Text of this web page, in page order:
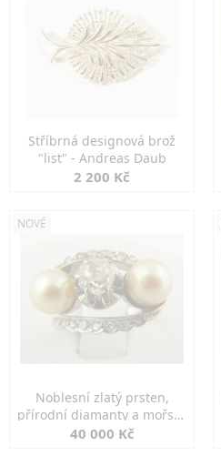
Stříbrná designová brož
"list" - Andreas Daub
2 200 Kč
NOVÉ
Noblesní zlatý prsten,
přírodní diamanty a mořské
perly
40 000 Kč